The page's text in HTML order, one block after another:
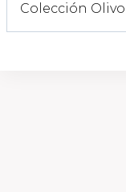
Colección Olivo